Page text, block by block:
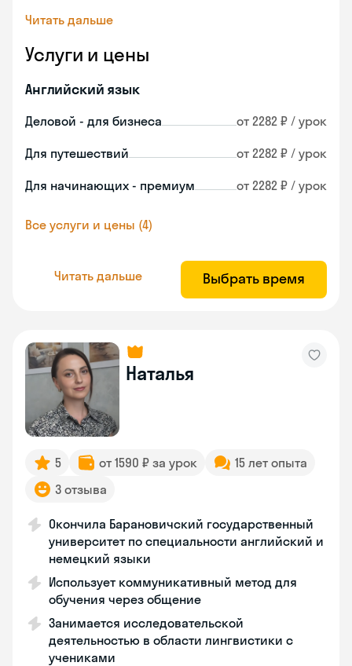
Читать дальше
Услуги и цены
Английский язык
Деловой - для бизнеса от 2282 ₽ / урок
Для путешествий от 2282 ₽ / урок
Для начинающих - премиум от 2282 ₽ / урок
Все услуги и цены (4)
Читать дальше Выбрать время
Наталья
5 от 1590 ₽ за урок
15 лет опыта
3 отзыва
Окончила Барановичский государственный
университет по специальности английский и
немецкий языки
Использует коммуникативный метод для
обучения через общение
Занимается исследовательской
деятельностью в области лингвистики с
учениками